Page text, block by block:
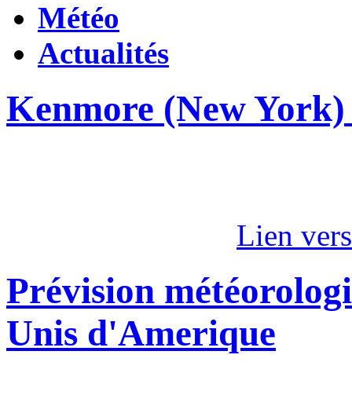
Météo
Actualités
Kenmore (New
Lien
Prévision
Unis d'Amerique